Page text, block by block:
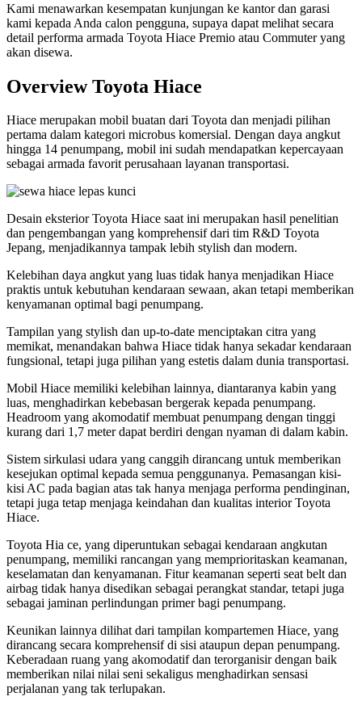
Kami menawarkan kesempatan kunjungan ke kantor dan garasi
kami kepada Anda calon pengguna, supaya dapat melihat secara
detail performa armada Toyota Hiace Premio atau Commuter yang
akan disewa.
Overview Toyota Hiace
Hiace merupakan mobil buatan dari Toyota dan menjadi pilihan
pertama dalam kategori microbus komersial. Dengan daya angkut
hingga 14 penumpang, mobil ini sudah mendapatkan kepercayaan
sebagai armada favorit perusahaan layanan transportasi.
Desain eksterior Toyota Hiace saat ini merupakan hasil penelitian
dan pengembangan yang komprehensif dari tim R&D Toyota
Jepang, menjadikannya tampak lebih stylish dan modern.
Kelebihan daya angkut yang luas tidak hanya menjadikan Hiace
praktis untuk kebutuhan kendaraan sewaan, akan tetapi memberikan
kenyamanan optimal bagi penumpang.
Tampilan yang stylish dan up-to-date menciptakan citra yang
memikat, menandakan bahwa Hiace tidak hanya sekadar kendaraan
fungsional, tetapi juga pilihan yang estetis dalam dunia transportasi.
Mobil Hiace memiliki kelebihan lainnya, diantaranya kabin yang
luas, menghadirkan kebebasan bergerak kepada penumpang.
Headroom yang akomodatif membuat penumpang dengan tinggi
kurang dari 1,7 meter dapat berdiri dengan nyaman di dalam kabin.
Sistem sirkulasi udara yang canggih dirancang untuk memberikan
kesejukan optimal kepada semua penggunanya. Pemasangan kisi-
kisi AC pada bagian atas tak hanya menjaga performa pendinginan,
tetapi juga tetap menjaga keindahan dan kualitas interior Toyota
Hiace.
Toyota Hia ce, yang diperuntukan sebagai kendaraan angkutan
penumpang, memiliki rancangan yang memprioritaskan keamanan,
keselamatan dan kenyamanan. Fitur keamanan seperti seat belt dan
airbag tidak hanya disedikan sebagai perangkat standar, tetapi juga
sebagai jaminan perlindungan primer bagi penumpang.
Keunikan lainnya dilihat dari tampilan kompartemen Hiace, yang
dirancang secara komprehensif di sisi ataupun depan penumpang.
Keberadaan ruang yang akomodatif dan terorganisir dengan baik
memberikan nilai nilai seni sekaligus menghadirkan sensasi
perjalanan yang tak terlupakan.